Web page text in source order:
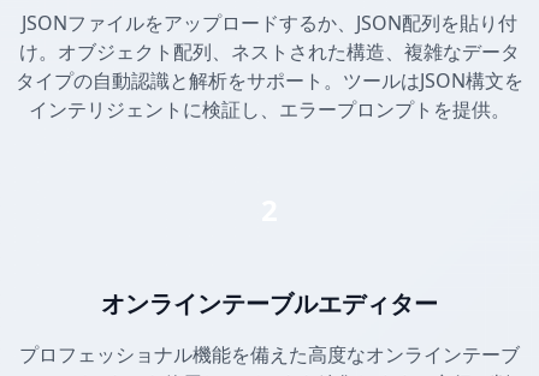
JSONファイルをアップロードするか、JSON配列を貼り付
け。オブジェクト配列、ネストされた構造、複雑なデータ
タイプの自動認識と解析をサポート。ツールはJSON構文を
インテリジェントに検証し、エラープロンプトを提供。
オンラインテーブルエディター
プロフェッショナル機能を備えた高度なオンラインテーブ